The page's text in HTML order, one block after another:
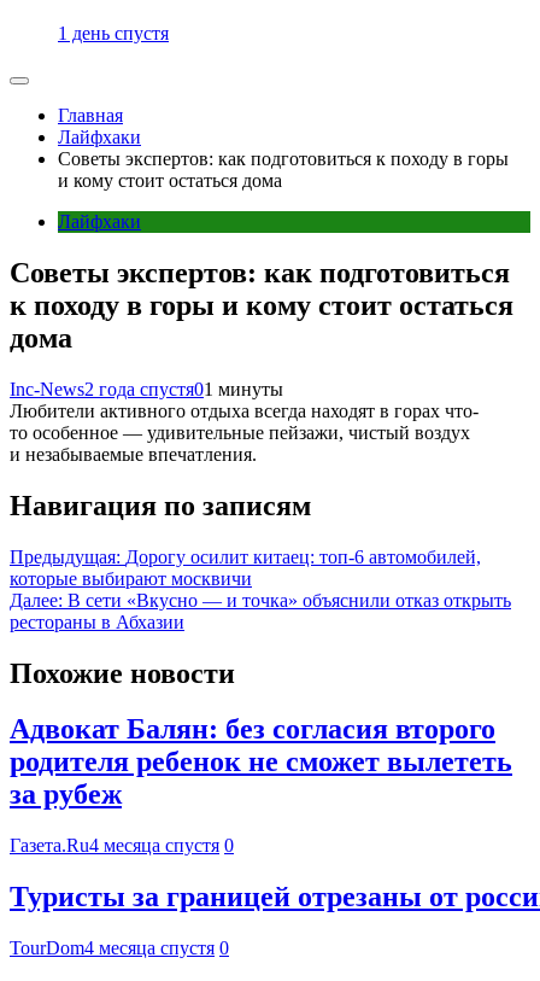
1 день спустя
Главная
Лайфхаки
Советы экспертов: как подготовиться к походу в горы
и кому стоит остаться дома
Лайфхаки
Советы экспертов: как подготовиться
к походу в горы и кому стоит остаться
дома
Inc-News2 года спустя01 минуты
Любители активного отдыха всегда находят в горах что-
то особенное — удивительные пейзажи, чистый воздух
и незабываемые впечатления.
Навигация по записям
Предыдущая: Дорогу осилит китаец: топ-6 автомобилей,
которые выбирают москвичи
Далее: В сети «Вкусно — и точка» объяснили отказ открыть
рестораны в Абхазии
Похожие новости
Адвокат Балян: без согласия второго
родителя ребенок не сможет вылететь
за рубеж
Газета.Ru4 месяца спустя 0
Туристы за границей отрезаны от
TourDom4 месяца спустя 0